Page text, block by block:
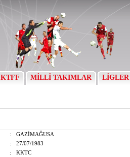
KTFF MİLLİ TAKIMLAR LİGLER
:
GAZİMAĞUSA
:
27/07/1983
:
KKTC